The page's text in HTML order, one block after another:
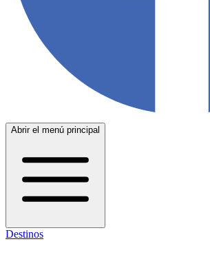
Abrir el menú principal
Destinos